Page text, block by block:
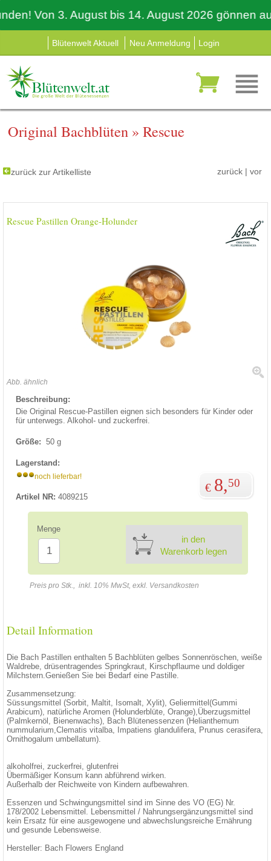
Von 3. August bis 14. August 2026 gönnen
Blütenwelt Aktuell Neu Anmeldung Login
Original Bachblüten » Rescue
zurück zur Artikelliste zurück | vor
Rescue Pastillen Orange-Holunder
Abb. ähnlich
Beschreibung:
Die Original Rescue-Pastillen eignen sich besonders für Kinder oder
für unterwegs. Alkohol- und zuckerfrei.
Größe: 50 g
Lagerstand:
noch lieferbar!
Artikel NR: 4089215
€ 8,50
Menge
in den
Warenkorb legen
Preis pro Stk., inkl. 10% MwSt, exkl. Versandkosten
Detail Information
Die Bach Pastillen enthalten 5 Bachblüten gelbes Sonnenröschen, weiße
Waldrebe, drüsentragendes Springkraut, Kirschpflaume und doldiger
Milchstern.Genießen Sie bei Bedarf eine Pastille.
Zusammensetzung:
Süssungsmittel (Sorbit, Maltit, Isomalt, Xylit), Geliermittel(Gummi
Arabicum), natürliche Aromen (Holunderblüte, Orange),Überzugsmittel
(Palmkernöl, Bienenwachs), Bach Blütenessenzen (Helianthemum
nummularium,Clematis vitalba, Impatiens glandulifera, Prunus cerasifera,
Ornithogalum umbellatum).
alkoholfrei, zuckerfrei, glutenfrei
Übermäßiger Konsum kann abführend wirken.
Außerhalb der Reichweite von Kindern aufbewahren.
Essenzen und Schwingungsmittel sind im Sinne des VO (EG) Nr.
178/2002 Lebensmittel. Lebensmittel / Nahrungsergänzungsmittel sind
kein Ersatz für eine ausgewogene und abwechslungsreiche Ernährung
und gesunde Lebensweise.
Hersteller: Bach Flowers England